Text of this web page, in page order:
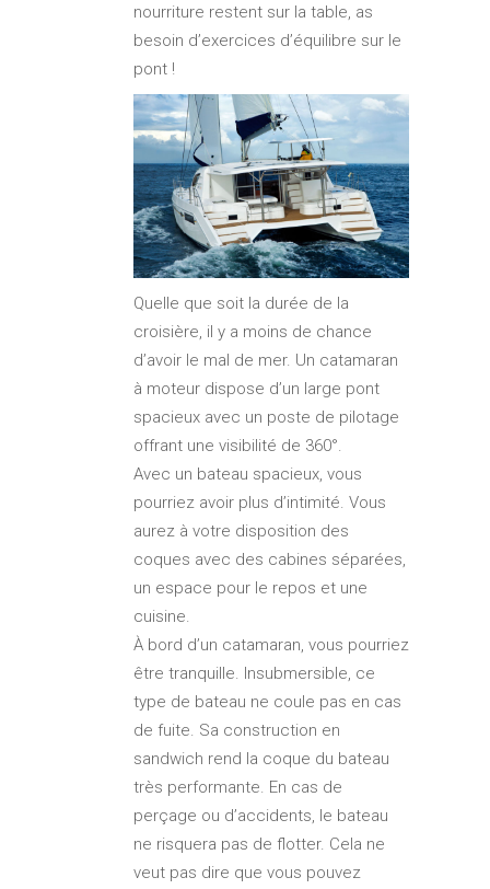
nourriture restent sur la table, as
besoin d’exercices d’équilibre sur le
pont !
Quelle que soit la durée de la
croisière, il y a moins de chance
d’avoir le mal de mer. Un catamaran
à moteur dispose d’un large pont
spacieux avec un poste de pilotage
offrant une visibilité de 360°.
Avec un bateau spacieux, vous
pourriez avoir plus d’intimité. Vous
aurez à votre disposition des
coques avec des cabines séparées,
un espace pour le repos et une
cuisine.
À bord d’un catamaran, vous pourriez
être tranquille. Insubmersible, ce
type de bateau ne coule pas en cas
de fuite. Sa construction en
sandwich rend la coque du bateau
très performante. En cas de
perçage ou d’accidents, le bateau
ne risquera pas de flotter. Cela ne
veut pas dire que vous pouvez